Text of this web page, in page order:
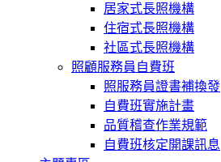
居家式長照機構
住宿式長照機構
社區式長照機構
照顧服務員自費班
照服務員證書補換發
自費班實施計畫
品質稽查作業規範
自費班核定開課訊息